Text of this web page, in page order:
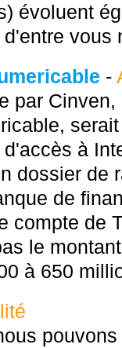
évoluent
vous
-
par
à
dossier de
de
compte de
le
à 650